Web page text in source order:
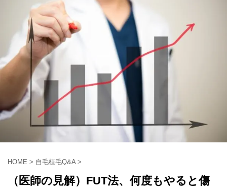
HOME > 自毛植毛Q&A >
（医師の見解）FUT法、何度もやると傷